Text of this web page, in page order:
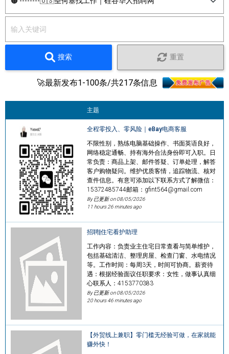
搜索 重置
🚀最新发布1-100条/共217条信息
主题
全程零投入、零风险｜eBay电商客服
不限性别，熟练电脑基础操作、书面英语良好，
网络稳定通畅、持有海外合法身份即可入职。日
常负责：商品上架、邮件答疑、订单处理，解答
客户购物疑问。维护优质客情，追踪物流、核对
查件信息。有意可添加以下联系方式了解微信：
15372485744邮箱：gfint564@gmail.com
By 已更新 on08/05/2026
11 hours 26 minutes ago
招聘|住宅看护助理
工作内容：负责业主住宅日常查看与简单维护，
包括基础清洁、整理房屋、检查门窗、水电情况
等。工作时间：每周3天，时间可协商。薪资待
遇：根据经验面议任职要求：女性，做事认真细
心联系人：4153770383
By 已更新 on08/05/2026
20 hours 46 minutes ago
【外贸线上兼职】零门槛无经验可做，在家就能
赚外快！